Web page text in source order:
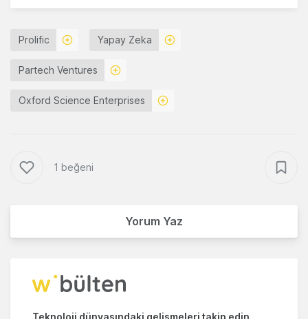
Prolific Yapay Zeka
Partech Ventures
Oxford Science Enterprises
1 beğeni
Yorum Yaz